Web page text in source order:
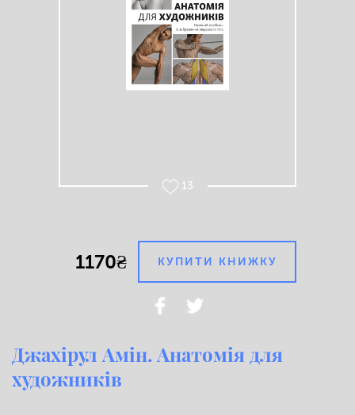
13
1170₴ КУПИТИ КНИЖКУ
Джахірул Амін. Анатомія для
художників